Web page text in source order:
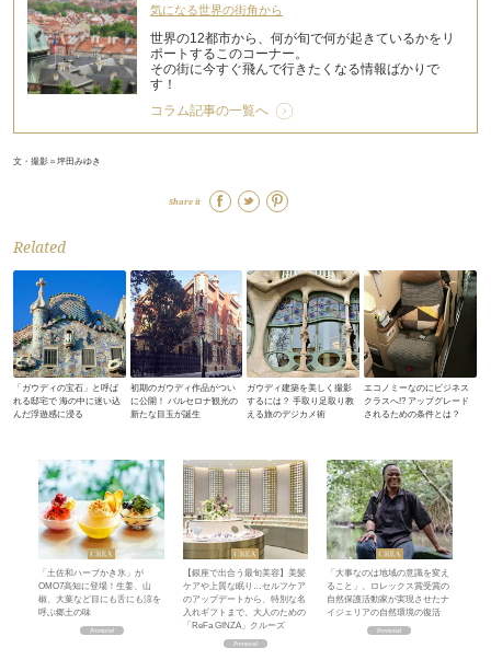
気になる世界の街角から
世界の12都市から、何が旬で何が起きているかをリ
ポートするこのコーナー。
その街に今すぐ飛んで行きたくなる情報ばかりで
す！
コラム記事の一覧へ
文・撮影＝坪田みゆき
Share it
Related
「ガウディの宝石」と呼ば
れる邸宅で 海の中に迷い込
んだ浮遊感に浸る
初期のガウディ作品がつい
に公開！ バルセロナ観光の
新たな目玉が誕生
ガウディ建築を美しく撮影
するには？ 手取り足取り教
える旅のデジカメ術
エコノミーなのにビジネス
クラスへ!? アップグレード
されるための条件とは？
「土佐和ハーブかき氷」が
OMO7高知に登場！生姜、山
椒、大葉など目にも舌にも涼を
呼ぶ郷土の味
【銀座で出合う最旬美容】美髪
ケアや上質な眠り…セルフケア
のアップデートから、特別な名
入れギフトまで。大人のための
「ReFa GINZA」クルーズ
「大事なのは地域の意識を変え
ること」。ロレックス賞受賞の
自然保護活動家が実現させたナ
イジェリアの自然環境の復活